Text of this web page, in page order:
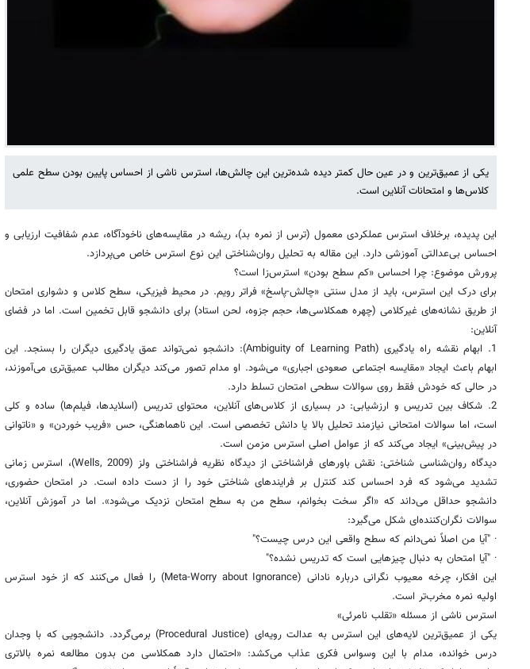
یکی از عمیق‌ترین و در عین حال کمتر دیده شده‌ترین این چالش‌ها، استرس ناشی از احساس پایین بودن سطح علمی
کلاس‌ها و امتحانات آنلاین است.
این پدیده، برخلاف استرس عملکردی معمول (ترس از نمره بد)، ریشه در مقایسه‌های ناخودآگاه، عدم شفافیت ارزیابی و
احساس بی‌عدالتی آموزشی دارد. این مقاله به تحلیل روان‌شناختی این نوع استرس خاص می‌پردازد.
پرورش موضوع: چرا احساس «کم سطح بودن» استرس‌زا است؟
برای درک این استرس، باید از مدل سنتی «چالش-پاسخ» فراتر رویم. در محیط فیزیکی، سطح کلاس و دشواری امتحان
از طریق نشانه‌های غیرکلامی (چهره همکلاسی‌ها، حجم جزوه، لحن استاد) برای دانشجو قابل تخمین است. اما در فضای
آنلاین:
1. ابهام نقشه راه یادگیری (Ambiguity of Learning Path): دانشجو نمی‌تواند عمق یادگیری دیگران را بسنجد. این
ابهام باعث ایجاد «مقایسه اجتماعی صعودی اجباری» می‌شود. او مدام تصور می‌کند دیگران مطالب عمیق‌تری می‌آموزند،
در حالی که خودش فقط روی سوالات سطحی امتحان تسلط دارد.
2. شکاف بین تدریس و ارزشیابی: در بسیاری از کلاس‌های آنلاین، محتوای تدریس (اسلایدها، فیلم‌ها) ساده و کلی
است، اما سوالات امتحانی نیازمند تحلیل بالا یا دانش تخصصی است. این ناهماهنگی، حس «فریب خوردن» و «ناتوانی
در پیش‌بینی» ایجاد می‌کند که از عوامل اصلی استرس مزمن است.
دیدگاه روان‌شناسی شناختی: نقش باورهای فراشناختی از دیدگاه نظریه فراشناختی ولز (Wells, 2009)، استرس زمانی
تشدید می‌شود که فرد احساس کند کنترل بر فرایندهای شناختی خود را از دست داده است. در امتحان حضوری،
دانشجو حداقل می‌داند که «اگر سخت بخوانم، سطح من به سطح امتحان نزدیک می‌شود». اما در آموزش آنلاین،
سوالات نگران‌کننده‌ای شکل می‌گیرد:
· "آیا من اصلاً نمی‌دانم که سطح واقعی این درس چیست؟"
· "آیا امتحان به دنبال چیزهایی است که تدریس نشده؟"
این افکار، چرخه معیوب نگرانی درباره نادانی (Meta-Worry about Ignorance) را فعال می‌کنند که از خود استرس
اولیه نمره مخرب‌تر است.
استرس ناشی از مسئله «تقلب نامرئی»
یکی از عمیق‌ترین لایه‌های این استرس به عدالت رویه‌ای (Procedural Justice) برمی‌گردد. دانشجویی که با وجدان
درس خوانده، مدام با این وسواس فکری عذاب می‌کشد: «احتمال دارد همکلاسی من بدون مطالعه نمره بالاتری